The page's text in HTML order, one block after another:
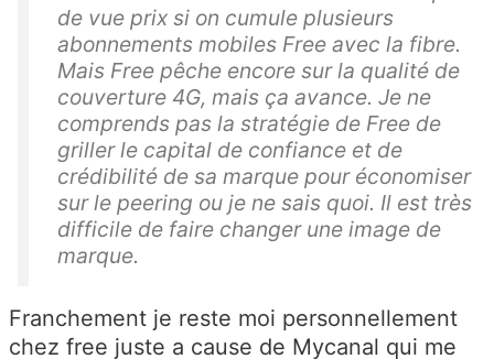
de vue prix si on cumule plusieurs
abonnements mobiles Free avec la fibre.
Mais Free pêche encore sur la qualité de
couverture 4G, mais ça avance. Je ne
comprends pas la stratégie de Free de
griller le capital de confiance et de
crédibilité de sa marque pour économiser
sur le peering ou je ne sais quoi. Il est très
difficile de faire changer une image de
marque.
Franchement je reste moi personnellement
chez free juste a cause de Mycanal qui me